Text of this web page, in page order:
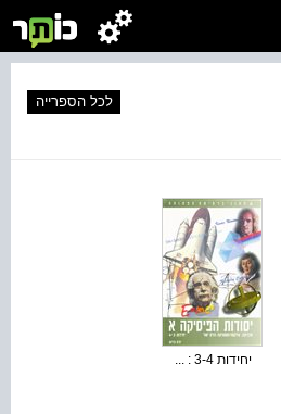
לכל הספרייה
יחידות 3-4 : ...